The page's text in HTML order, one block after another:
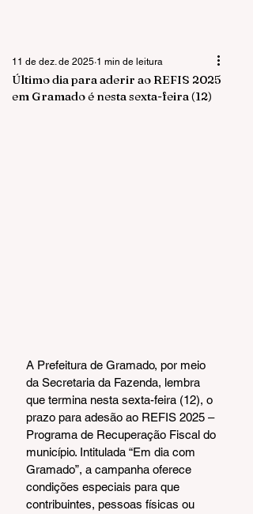
Último dia para aderir ao REFIS 2025
em Gramado é nesta sexta-feira (12)
11 de dez. de 2025 1 min de leitura
A Prefeitura de Gramado, por meio
da Secretaria da Fazenda, lembra
que termina nesta sexta-feira (12), o
prazo para adesão ao REFIS 2025 –
Programa de Recuperação Fiscal do
município. Intitulada “Em dia com
Gramado”, a campanha oferece
condições especiais para que
contribuintes, pessoas físicas ou